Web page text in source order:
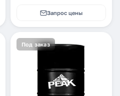
Запрос цены
Под заказ